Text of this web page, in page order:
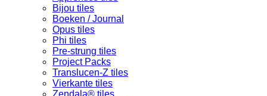
Bijou tiles
Boeken / Journal
Opus tiles
Phi tiles
Pre-strung tiles
Project Packs
Translucen-Z tiles
Vierkante tiles